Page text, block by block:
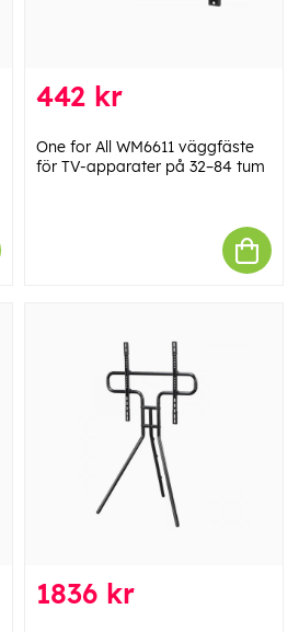
442 kr
One for All WM6611 väggfäste
för TV-apparater på 32–84 tum
1836 kr